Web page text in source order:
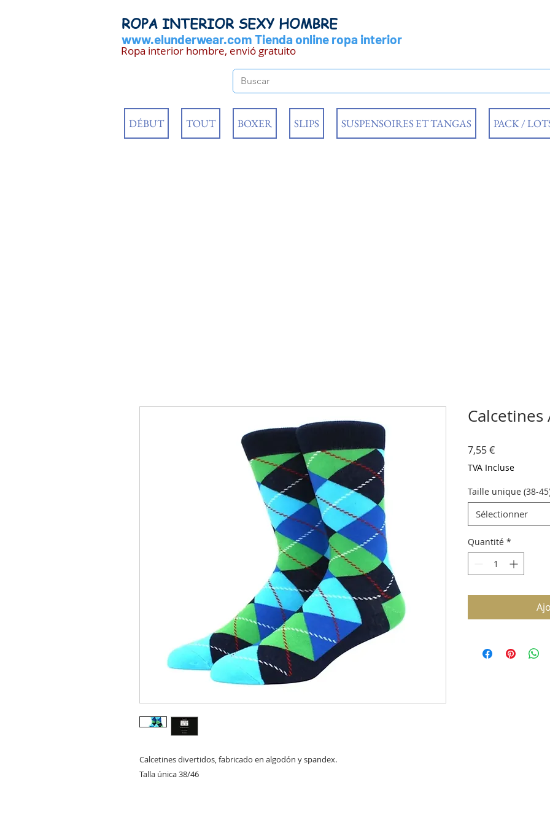
ROPA INTERIOR SEXY HOMBRE
www.elunderwear.com Tienda online ropa interior
Ropa interior hombre, envió gratuito
DÉBUT TOUT BOXER SLIPS SUSPENSOIRES ET TANGAS PACK /
Calcetines divertidos, fabricado en algodón y spandex.
Talla única 38/46
Calcetines
7,55 €Prix
TVA Incluse
Taille unique (38-
Sélectionner
Quantité *